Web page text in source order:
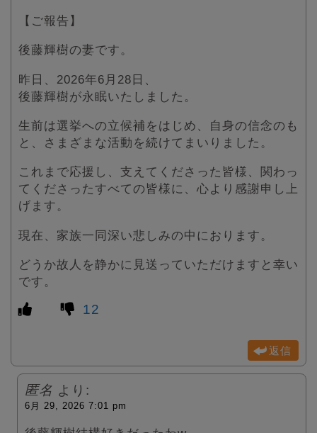
【ご報告】
後藤輝樹の妻です。
昨日、2026年6月28日、
後藤輝樹が永眠いたしました。
生前は選挙への立候補をはじめ、自身の信念のも
と、さまざまな活動を続けてまいりました。
これまで応援し、支えてくださった皆様、関わっ
てくださったすべての皆様に、心より感謝申し上
げます。
現在、家族一同深い悲しみの中におります。
どうか故人を静かに見送っていただけますと幸い
です。
12
返信
匿名 より:
6月 29, 2026 7:01 pm